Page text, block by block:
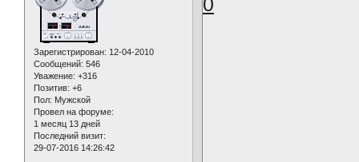
Зарегистрирован: 12-04-2010
Сообщений: 546
Уважение: +316
Позитив: +6
Пол: Мужской
Провел на форуме:
1 месяц 13 дней
Последний визит:
29-07-2016 14:26:42